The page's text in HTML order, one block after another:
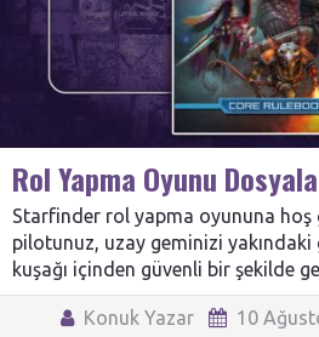
Rol Yapma Oyunu
Starfinder rol yapma oyununa hoş
pilotunuz, uzay geminizi yakındaki
kuşağı içinden güvenli bir şekilde
Konuk Yazar 10